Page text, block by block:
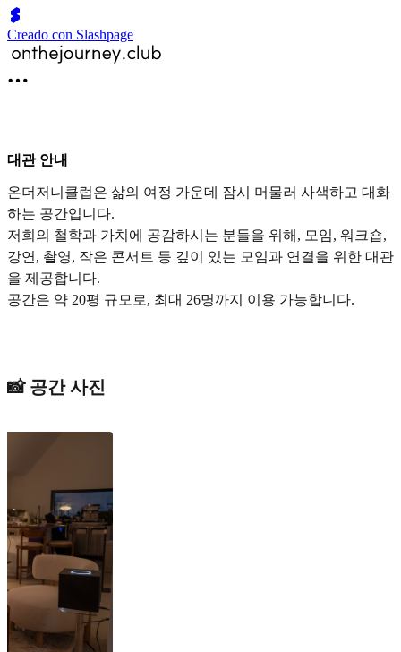
Creado con Slashpage
대관 안내
온더저니클럽은 삶의 여정 가운데 잠시 머물러 사색하고 대화
하는 공간입니다.
저희의 철학과 가치에 공감하시는 분들을 위해, 모임, 워크숍,
강연, 촬영, 작은 콘서트 등 깊이 있는 모임과 연결을 위한 대관
을 제공합니다.
공간은 약 20평 규모로, 최대 26명까지 이용 가능합니다.
📸 공간 사진